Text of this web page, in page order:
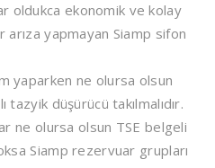
oldukca ekonomik ve kolay
arıza yapmayan Siamp sifon
yaparken ne olursa olsun
düşürücü takılmalıdır.
ne olursa olsun TSE belgeli
Siamp rezervuar grupları